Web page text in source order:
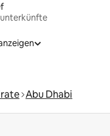
Abu Dhabi